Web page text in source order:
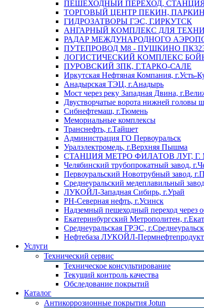
ПЕШЕХОДНЫЙ ПЕРЕХОД,
ТОРГОВЫЙ ЦЕНТР ПЕКИН,
ГИДРОЗАТВОРЫ ГЭС, Г.ИРКУТСК
АНГАРНЫЙ КОМПЛЕКС ДЛЯ
РАДАР МЕЖДУНАРОДНОГО
ПУТЕПРОВОД М8 - ПУШКИНО
ЛОГИСТИЧЕСКИЙ КОМПЛЕКС
ПУРОВСКИЙ ЗПК, Г.ТАРКО-САЛЕ
Иркутская Нефтяная Компания, г.Усть-
Анадырская ТЭЦ, г.Анадырь
Мост через реку Западная Двина,
Двустворчатые ворота нижней
Сибнефтемаш, г.Тюмень
Мемориальные комплексы
Транснефть, г.Тайшет
Администрация ГО Первоуральск
Уралэлектромедь, г.Верхняя Пышма
СТАНЦИЯ МЕТРО ФИЛАТОВ ЛУГ, Г.
Челябинский трубопрокатный завод,
Первоуральский Новотрубный завод,
Среднеуральский медеплавильный
ЛУКОЙЛ-Западная Сибирь, г.Урай
РН-Северная нефть, г.Усинск
Надземный пешеходный переход через
Екатеринбургский Метрополитен,
Среднеуральская ГРЭС, г.Среднеуральск
Нефтебаза ЛУКОЙЛ-Пермнефтепродукт
Услуги
Технический сервис
Техническое консультирование
Текущий контроль качества
Обследование покрытий
Каталог
Антикоррозионные покрытия Jotun